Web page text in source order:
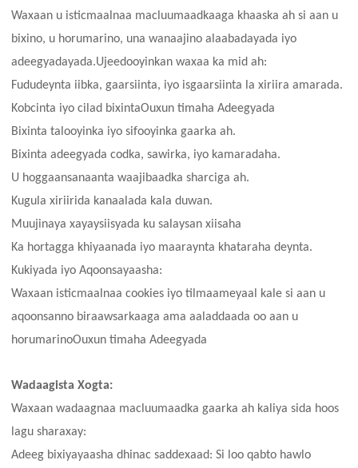
Waxaan u isticmaalnaa macluumaadkaaga khaaska ah si aan u
bixino, u horumarino, una wanaajino alaabadayada iyo
adeegyadayada.Ujeedooyinkan waxaa ka mid ah:
Fududeynta iibka, gaarsiinta, iyo isgaarsiinta la xiriira amarada.
Kobcinta iyo cilad bixintaOuxun timaha Adeegyada
Bixinta talooyinka iyo sifooyinka gaarka ah.
Bixinta adeegyada codka, sawirka, iyo kamaradaha.
U hoggaansanaanta waajibaadka sharciga ah.
Kugula xiriirida kanaalada kala duwan.
Muujinaya xayaysiisyada ku salaysan xiisaha
Ka hortagga khiyaanada iyo maaraynta khataraha deynta.
Kukiyada iyo Aqoonsayaasha:
Waxaan isticmaalnaa cookies iyo tilmaameyaal kale si aan u
aqoonsanno biraawsarkaaga ama aaladdaada oo aan u
horumarinoOuxun timaha Adeegyada
Wadaagista Xogta:
Waxaan wadaagnaa macluumaadka gaarka ah kaliya sida hoos
lagu sharaxay:
Adeeg bixiyayaasha dhinac saddexaad: Si loo qabto hawlo